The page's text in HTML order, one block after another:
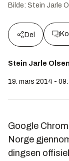
Bilde: Stein Jarle
Del
Stein Jarle Olsen
19. mars 2014 -
Google
Norge
dingsen